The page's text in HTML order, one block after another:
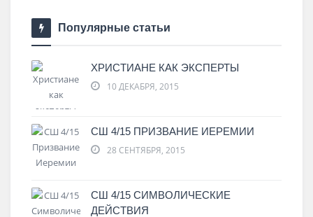
Популярные статьи
ХРИСТИАНЕ КАК ЭКСПЕРТЫ
10 ДЕКАБРЯ, 2015
СШ 4/15 ПРИЗВАНИЕ ИЕРЕМИИ
28 СЕНТЯБРЯ, 2015
СШ 4/15 СИМВОЛИЧЕСКИЕ
ДЕЙСТВИЯ